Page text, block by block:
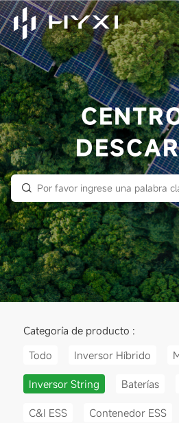
Categoría de producto :
Todo
Inversor Híbrido
Inversor String Baterías
C&I ESS Contenedor ESS